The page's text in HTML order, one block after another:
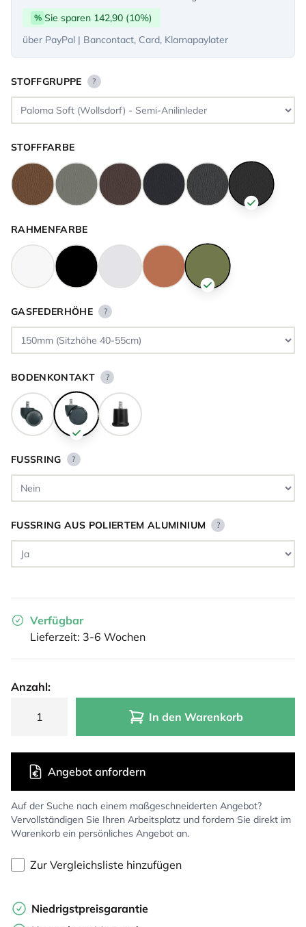
% Sie sparen 142,90 (10%)
über PayPal | Bancontact, Card, Klarnapaylater
STOFFGRUPPE ?
STOFFFARBE
RAHMENFARBE
GASFEDERHÖHE ?
BODENKONTAKT ?
FUSSRING ?
FUSSRING AUS POLIERTEM ALUMINIUM ?
Verfügbar
Lieferzeit: 3-6 Wochen
Anzahl:
In den Warenkorb
Auf der Suche nach einem maßgeschneiderten Angebot?
Vervollständigen Sie Ihren Arbeitsplatz und fordern Sie direkt im
Warenkorb ein persönliches Angebot an.
Angebot anfordern
Zur Vergleichsliste hinzufügen
Niedrigstpreisgarantie